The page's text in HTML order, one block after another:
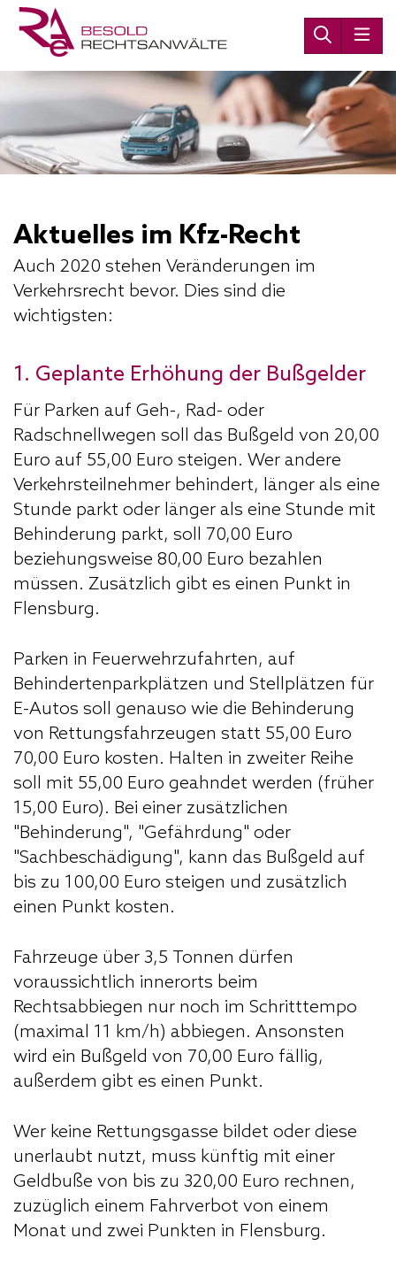
Aktuelles im Kfz-Recht
Auch 2020 stehen Veränderungen im
Verkehrsrecht bevor. Dies sind die
wichtigsten:
1. Geplante Erhöhung der Bußgelder
Für Parken auf Geh-, Rad- oder
Radschnellwegen soll das Bußgeld von 20,00
Euro auf 55,00 Euro steigen. Wer andere
Verkehrsteilnehmer behindert, länger als eine
Stunde parkt oder länger als eine Stunde mit
Behinderung parkt, soll 70,00 Euro
beziehungsweise 80,00 Euro bezahlen
müssen. Zusätzlich gibt es einen Punkt in
Flensburg.
Parken in Feuerwehrzufahrten, auf
Behindertenparkplätzen und Stellplätzen für
E-Autos soll genauso wie die Behinderung
von Rettungsfahrzeugen statt 55,00 Euro
70,00 Euro kosten. Halten in zweiter Reihe
soll mit 55,00 Euro geahndet werden (früher
15,00 Euro). Bei einer zusätzlichen
"Behinderung", "Gefährdung" oder
"Sachbeschädigung", kann das Bußgeld auf
bis zu 100,00 Euro steigen und zusätzlich
einen Punkt kosten.
Fahrzeuge über 3,5 Tonnen dürfen
voraussichtlich innerorts beim
Rechtsabbiegen nur noch im Schritttempo
(maximal 11 km/h) abbiegen. Ansonsten
wird ein Bußgeld von 70,00 Euro fällig,
außerdem gibt es einen Punkt.
Wer keine Rettungsgasse bildet oder diese
unerlaubt nutzt, muss künftig mit einer
Geldbuße von bis zu 320,00 Euro rechnen,
zuzüglich einem Fahrverbot von einem
Monat und zwei Punkten in Flensburg.